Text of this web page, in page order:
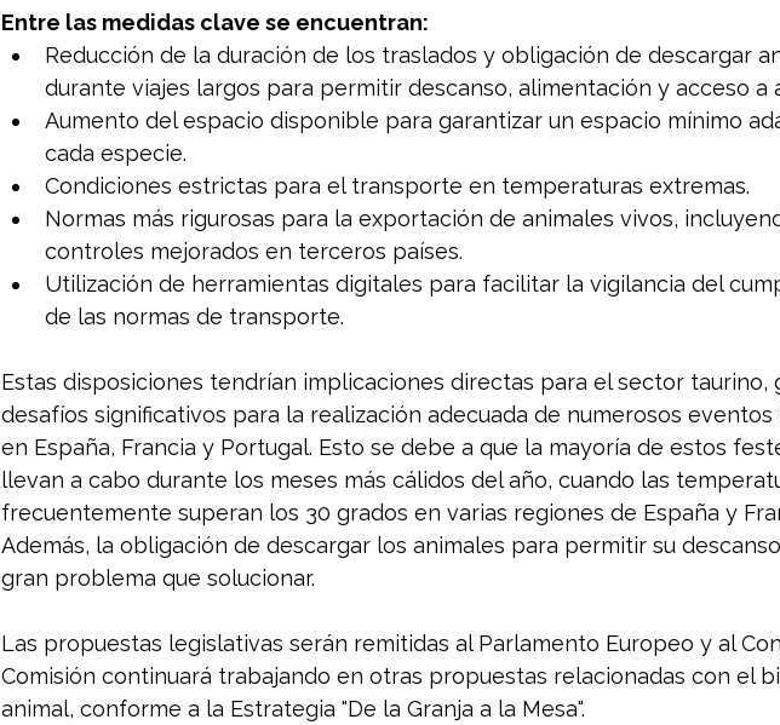
Entre las medidas clave se encuentran:
Reducción de la duración de los traslados y obligación de descargar
durante viajes largos para permitir descanso, alimentación y acceso a
Aumento del espacio disponible para garantizar un espacio mínimo
cada especie.
Condiciones estrictas para el transporte en temperaturas extremas.
Normas más rigurosas para la exportación de animales vivos,
controles mejorados en terceros países.
Utilización de herramientas digitales para facilitar la vigilancia del
de las normas de transporte.
Estas disposiciones tendrían implicaciones directas para el sector taurino,
desafíos significativos para la realización adecuada de numerosos eventos
en España, Francia y Portugal. Esto se debe a que la mayoría de estos
llevan a cabo durante los meses más cálidos del año, cuando las
frecuentemente superan los 30 grados en varias regiones de España y
Además, la obligación de descargar los animales para permitir su
gran problema que solucionar.
Las propuestas legislativas serán remitidas al Parlamento Europeo y al
Comisión continuará trabajando en otras propuestas relacionadas con el
animal, conforme a la Estrategia "De la Granja a la Mesa".